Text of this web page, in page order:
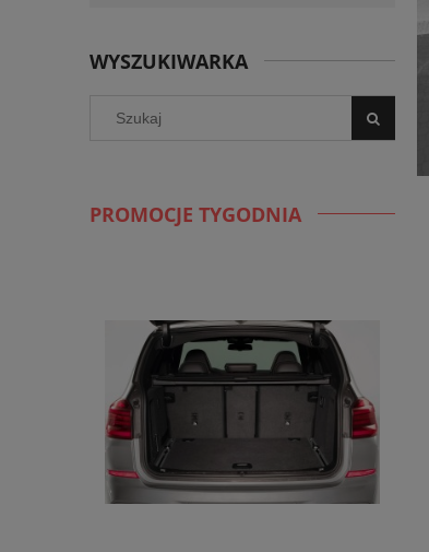
WYSZUKIWARKA
PROMOCJE TYGODNIA